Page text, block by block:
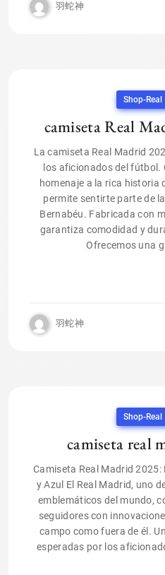
羽蛇神
Shop-
camiseta Real
La camiseta Real Madrid
los aficionados del fútbol.
homenaje a la rica historia
permite sentirte parte de
Bernabéu. Fabricada con
garantiza comodidad y
Ofrecemos una
羽蛇神
Shop-
camiseta real
Camiseta Real Madrid 2025:
y Azul El Real Madrid, uno
emblemáticos del mundo,
seguidores con
campo como fuera de él.
esperadas por los